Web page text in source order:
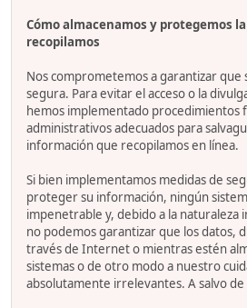
Cómo almacenamos y protegemos
recopilamos
Nos comprometemos a garantizar que
segura. Para evitar el acceso o la
hemos implementado procedimientos
administrativos adecuados para
información que recopilamos en línea.
Si bien implementamos medidas de
proteger su información, ningún
impenetrable y, debido a la
no podemos garantizar que los datos,
través de Internet o mientras estén
sistemas o de otro modo a nuestro
absolutamente irrelevantes. A salvo